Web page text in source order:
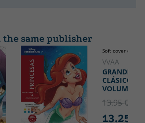
the same publisher
Soft cover or
VVAA
GRANDES
CLÁSICOS,
VOLUMEN 7
13.95 €
13.25 €